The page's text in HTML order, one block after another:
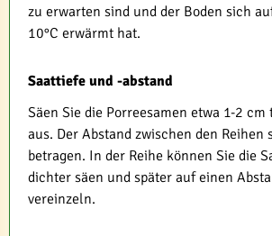
zu erwarten sind und der Boden sich
10°C erwärmt hat.
Saattiefe und -abstand
Säen Sie die Porreesamen etwa 1-2 cm
aus. Der Abstand zwischen den
betragen. In der Reihe können Sie die
dichter säen und später auf einen
vereinzeln.